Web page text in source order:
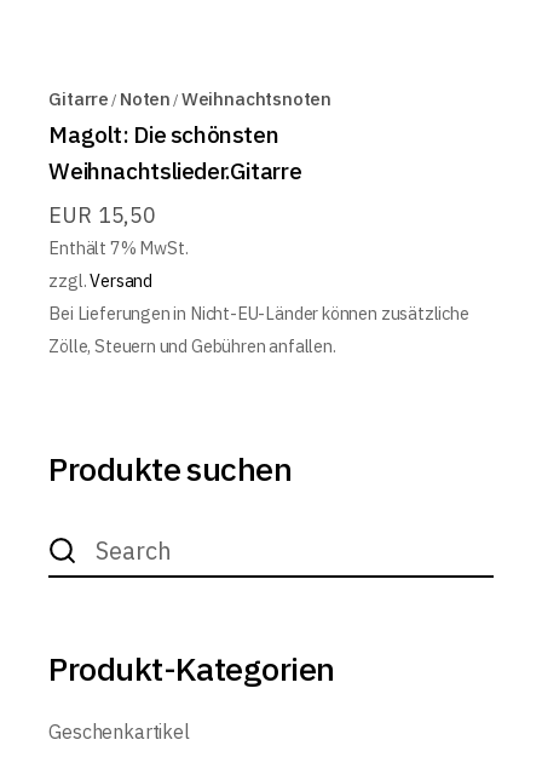
Gitarre Noten Weihnachtsnoten
Magolt: Die schönsten
Weihnachtslieder.Gitarre
EUR 15,50
Enthält 7% MwSt.
zzgl.Versand
Bei Lieferungen in Nicht-EU-Länder können zusätzliche
Zölle, Steuern und Gebühren anfallen.
Produkte suchen
Search
for:
Produkt-Kategorien
Geschenkartikel